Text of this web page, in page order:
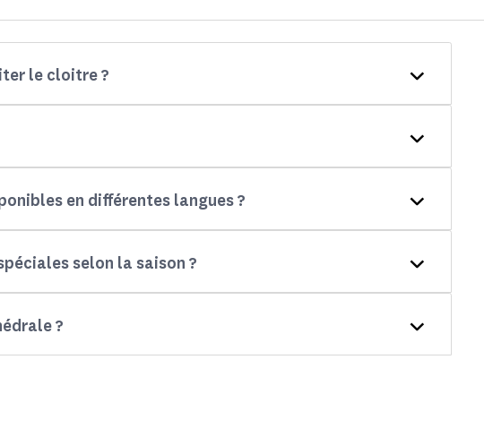
le cloitre ?
en différentes langues ?
selon la saison ?
?